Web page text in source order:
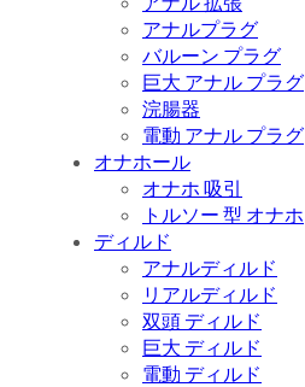
アナルプラグ
バルーン プラグ
巨大 アナル プラグ
浣腸器
電動 アナル プラグ
オナホール
オナホ 吸引
トルソー 型 オナホ
ディルド
アナルディルド
リアルディルド
双頭 ディルド
巨大 ディルド
電動 ディルド